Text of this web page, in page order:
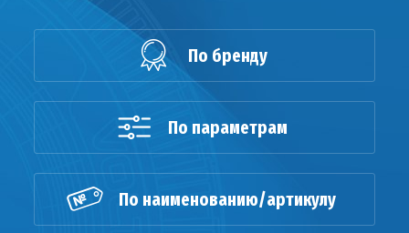
По бренду
По параметрам
По наименованию/артикулу